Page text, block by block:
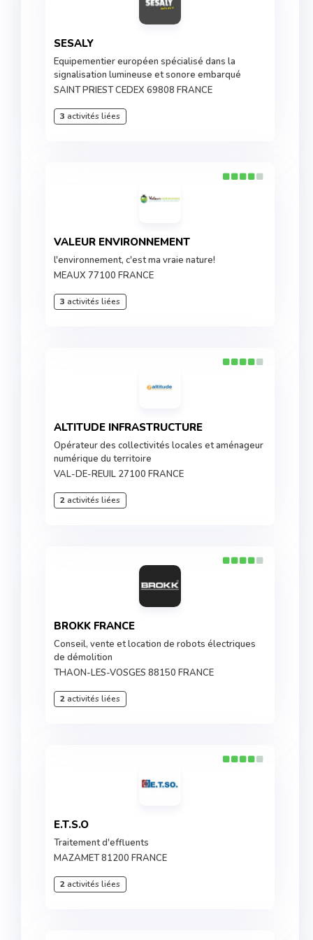
SESALY
Equipementier européen spécialisé dans la
signalisation lumineuse et sonore embarqué
SAINT PRIEST CEDEX 69808 FRANCE
3 activités liées
VALEUR ENVIRONNEMENT
l'environnement, c'est ma vraie nature!
MEAUX 77100 FRANCE
3 activités liées
ALTITUDE INFRASTRUCTURE
Opérateur des collectivités locales et aménageur
numérique du territoire
VAL-DE-REUIL 27100 FRANCE
2activités liées
BROKK FRANCE
Conseil, vente et location de robots électriques
de démolition
THAON-LES-VOSGES 88150 FRANCE
2activités liées
E.T.S.O
Traitement d'effluents
MAZAMET 81200 FRANCE
2activités liées